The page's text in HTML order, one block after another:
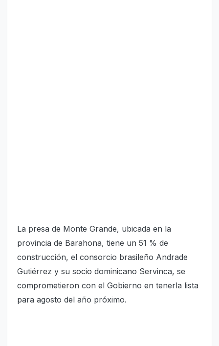
La presa de Monte Grande, ubicada en la
provincia de Barahona, tiene un 51 % de
construcción, el consorcio brasileño Andrade
Gutiérrez y su socio dominicano Servinca, se
comprometieron con el Gobierno en tenerla lista
para agosto del año próximo.